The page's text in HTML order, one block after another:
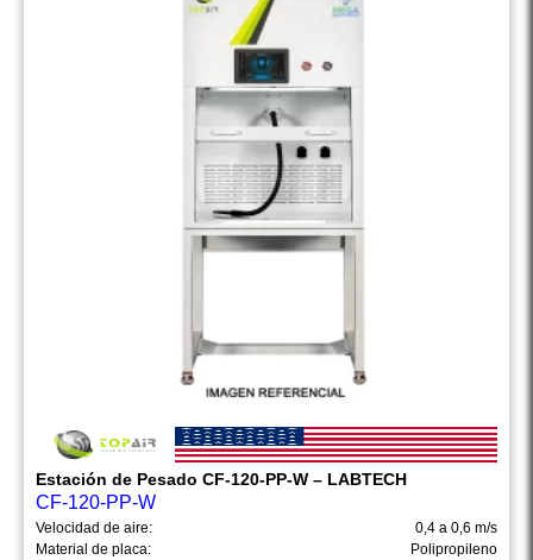
Estación de Pesado CF-120-PP-W – LABTECH
CF-120-PP-W
Velocidad de aire:
0,4 a 0,6 m/s
Material de placa:
Polipropileno